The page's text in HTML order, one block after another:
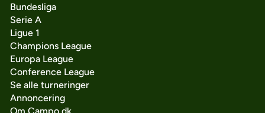
Bundesliga
Serie A
Ligue 1
Champions League
Europa League
Conference League
Se alle turneringer
Annoncering